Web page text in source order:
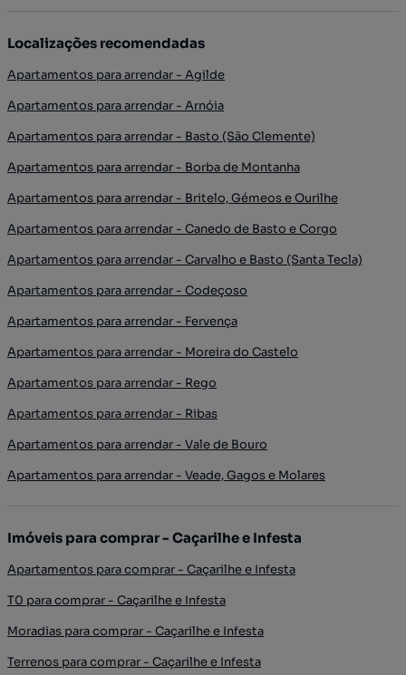
Localizações recomendadas
Apartamentos para arrendar - Agilde
Apartamentos para arrendar - Arnóia
Apartamentos para arrendar - Basto (São Clemente)
Apartamentos para arrendar - Borba de Montanha
Apartamentos para arrendar - Britelo, Gémeos e Ourilhe
Apartamentos para arrendar - Canedo de Basto e Corgo
Apartamentos para arrendar - Carvalho e Basto (Santa Tecla)
Apartamentos para arrendar - Codeçoso
Apartamentos para arrendar - Fervença
Apartamentos para arrendar - Moreira do Castelo
Apartamentos para arrendar - Rego
Apartamentos para arrendar - Ribas
Apartamentos para arrendar - Vale de Bouro
Apartamentos para arrendar - Veade, Gagos e Molares
Imóveis para comprar - Caçarilhe e Infesta
Apartamentos para comprar - Caçarilhe e Infesta
T0 para comprar - Caçarilhe e Infesta
Moradias para comprar - Caçarilhe e Infesta
Terrenos para comprar - Caçarilhe e Infesta